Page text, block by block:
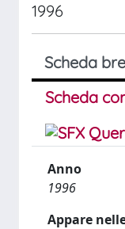
1996
Scheda
Scheda
Anno
1996
Appare